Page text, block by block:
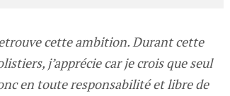
cette ambition. Durant cette
j’apprécie car je crois que seul
en toute responsabilité et libre de